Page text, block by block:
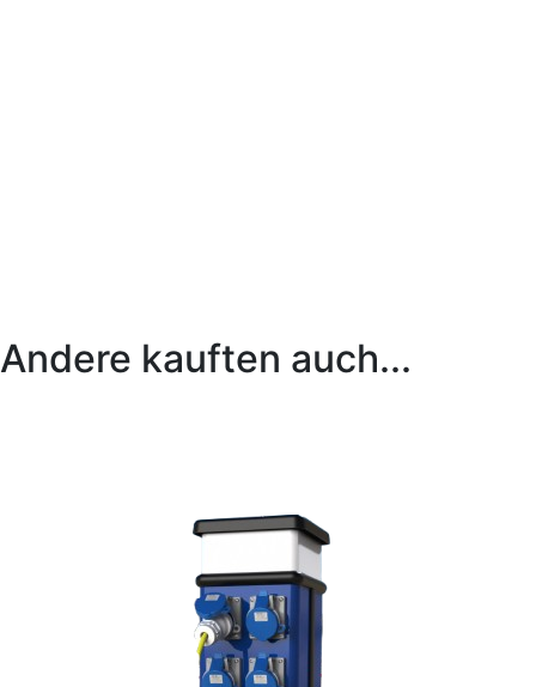
Andere kauften auch...